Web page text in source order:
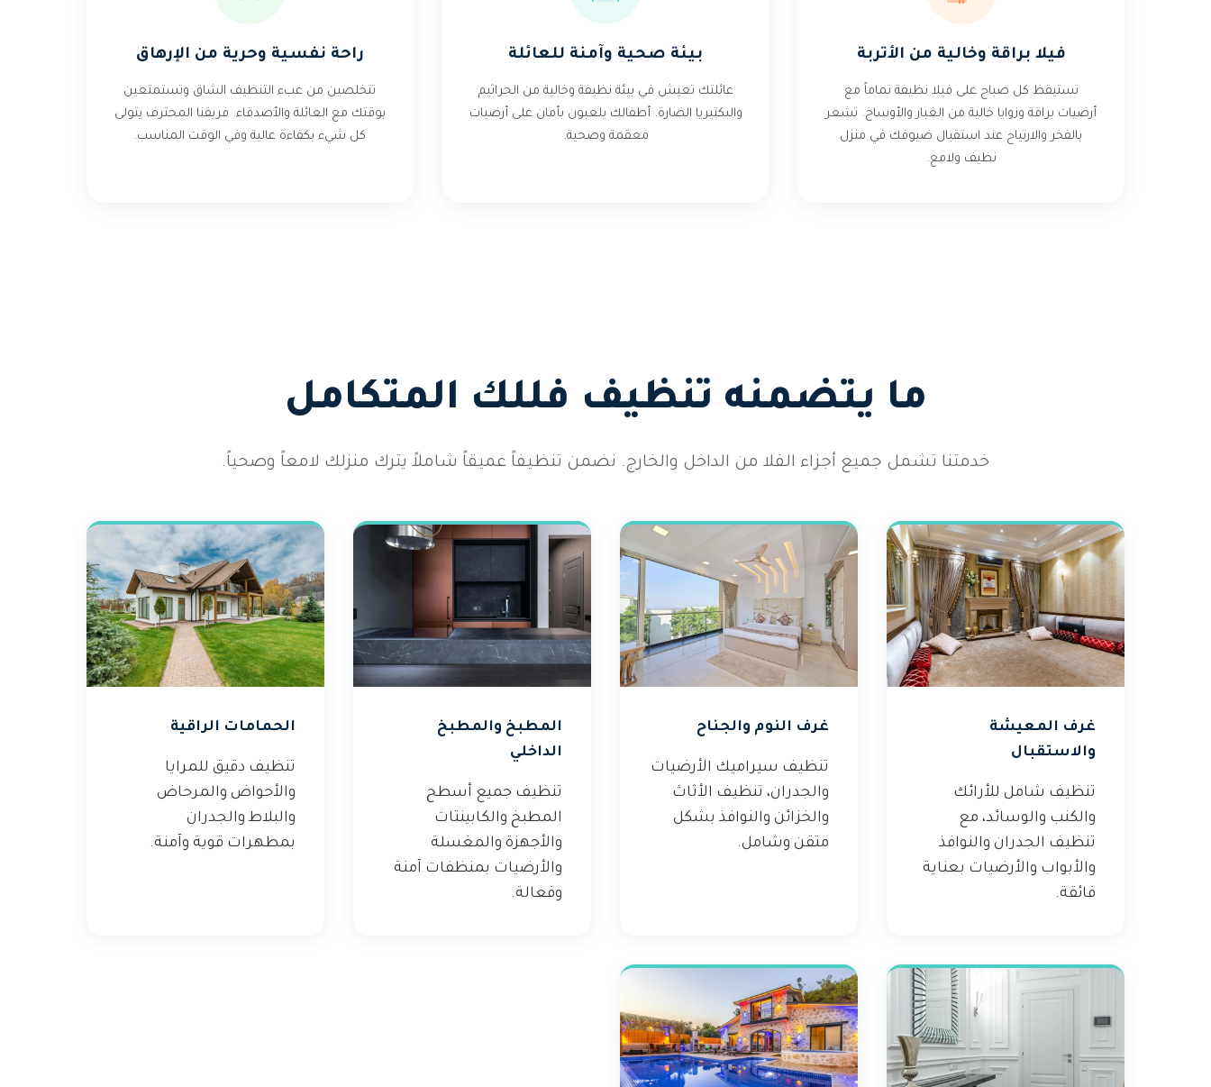
فيلا براقة وخالية من الأتربة
تستيقظ كل صباح على فيلا نظيفة تماماً مع
أرضيات براقة وزوايا خالية من الغبار والأوساخ. تشعر
بالفخر والارتياح عند استقبال ضيوفك في منزل
نظيف ولامع.
بيئة صحية وآمنة للعائلة
عائلتك تعيش في بيئة نظيفة وخالية من الجراثيم
والبكتيريا الضارة. أطفالك يلعبون بأمان على أرضيات
معقمة وصحية.
راحة نفسية وحرية من الإرهاق
تتخلصين من عبء التنظيف الشاق وتستمتعين
بوقتك مع العائلة والأصدقاء. فريقنا المحترف يتولى
كل شيء بكفاءة عالية وفي الوقت المناسب.
ما يتضمنه تنظيف فللك المتكامل
خدمتنا تشمل جميع أجزاء الفلا من الداخل والخارج. نضمن تنظيفاً عميقاً شاملاً يترك منزلك لامعاً وصحياً.
غرف المعيشة
والاستقبال
تنظيف شامل للأرائك
والكنب والوسائد، مع
تنظيف الجدران والنوافذ
والأبواب والأرضيات بعناية
فائقة.
غرف النوم والجناح
تنظيف سيراميك الأرضيات
والجدران، تنظيف الأثاث
والخزائن والنوافذ بشكل
متقن وشامل.
المطبخ والمطبخ
الداخلي
تنظيف جميع أسطح
المطبخ والكابينتات
والأجهزة والمغسلة
والأرضيات بمنظفات آمنة
وفعالة.
الحمامات الراقية
تنظيف دقيق للمرايا
والأحواض والمرحاض
والبلاط والجدران
بمطهرات قوية وآمنة.